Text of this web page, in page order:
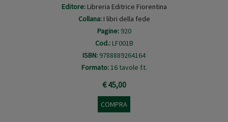
Editore: Libreria Editrice Fiorentina
Collana: I libri della fede
Pagine: 920
Cod.:LF001B
ISBN: 9788889264164
Formato:16 tavole f.t.
€ 45,00
COMPRA